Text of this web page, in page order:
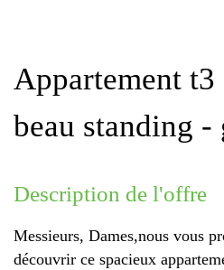
appartement t3 a vendre de
beau standing -
description de l'offre
Messieurs, Dames,nous vous
découvrir ce spacieux